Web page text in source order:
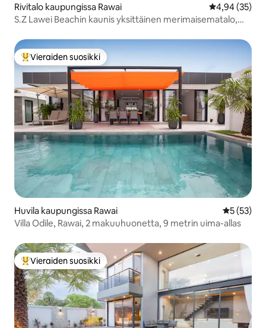
Rivitalo kaupungissa Rawai
4,94 (35)
S.Z Lawei Beachin kaunis yksittäinen merimaisematalo,
edestä. Ihanteellinen sijainti pariskunnille ja perheille
Vieraiden suosikkien parhaimmistoa
Vieraiden suosikki
Huvila kaupungissa Rawai
5 (53)
Villa Odile, Rawai, 2 makuuhuonetta, 9 metrin uima-allas
Vieraiden suosikkien parhaimmistoa
Vieraiden suosikki